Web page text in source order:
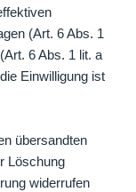
(Art. 6 Abs. 1
6 Abs. 1 lit. a
Einwilligung ist
übersandten
Löschung
widerrufen